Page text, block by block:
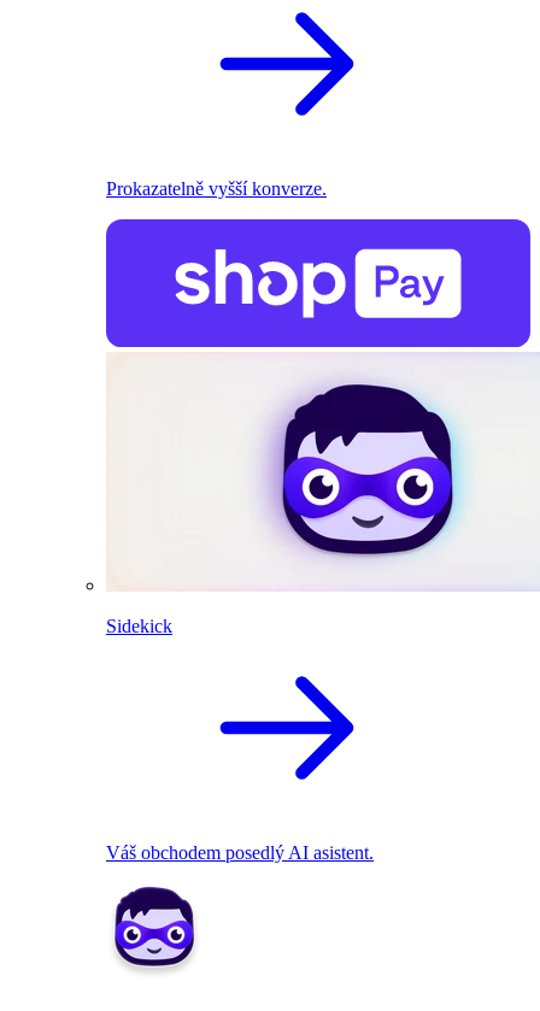
Prokazatelně vyšší konverze.
Sidekick
Váš obchodem posedlý AI asistent.